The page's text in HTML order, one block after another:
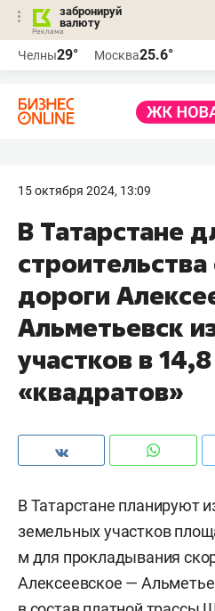
забронируй
валюту
Челны29° Москва25.6°
15 октября 2024, 13:09
В Татарстане
дороги
Альметьевск
участков в
«квадратов»
В Татарстане планируют
земельных участков
м для прокладывания
Алексеевское —